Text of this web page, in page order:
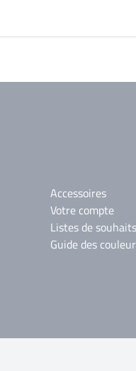
Accessoires
Votre compte
Listes de souhaits
Guide des